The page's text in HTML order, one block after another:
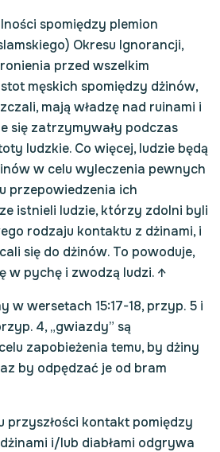
spomiędzy plemion
Okresu Ignorancji,
przed wszelkim
męskich spomiędzy dżinów,
mają władzę nad ruinami i
się zatrzymywały podczas
ludzkie. Co więcej, ludzie będą
w celu wyleczenia pewnych
przepowiedzenia ich
istnieli ludzie, którzy zdolni byli
rodzaju kontaktu z dżinami, i
się do dżinów. To powoduje,
w pychę i zwodzą ludzi. ↑
w wersetach 15:17-18, przyp. 5 i
4, „gwiazdy” są
zapobieżenia temu, by dżiny
by odpędzać je od bram
przyszłości kontakt pomiędzy
i/lub diabłami odgrywa